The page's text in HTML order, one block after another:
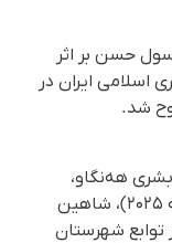
حسن بر اثر
ایران در
شد.
هه‌نگاو،
شامگاه سه‌شنبه ۱۸ دی‌ماه ۱۴۰۳ (۷ ژانویه ۲۰۲۵)، شاهین
توابع شهرستان